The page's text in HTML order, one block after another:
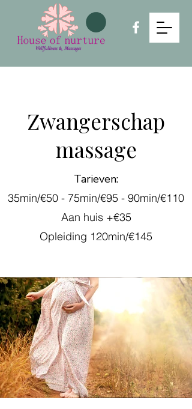
Zwangerschap
massage
Tarieven:
35min/€50 - 75min/€95 - 90min/€110
Aan huis +€35
Opleiding 120min/€145